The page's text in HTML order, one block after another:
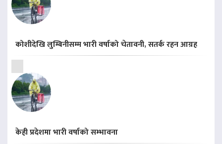
कोशीदेखि लुम्बिनीसम्म भारी वर्षाको चेतावनी, सतर्क रहन आग्रह
केही प्रदेशमा भारी वर्षाको सम्भावना